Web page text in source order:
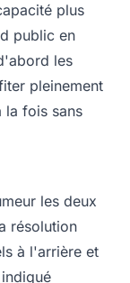
plus
public en
les
pleinement
la fois sans
les deux
résolution
à l'arrière et